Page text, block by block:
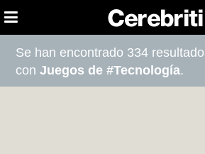
Se han encontrado 334
conJuegos de #Tecnología.